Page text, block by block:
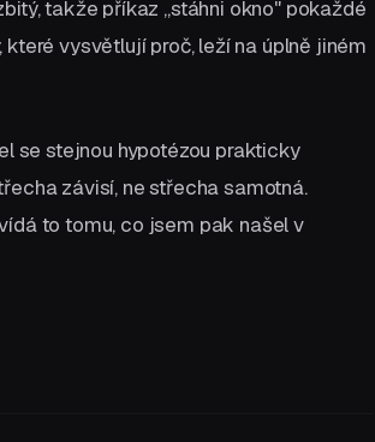
takže příkaz „stáhni okno" pokaždé
vysvětlují proč, leží na úplně jiném
se stejnou hypotézou prakticky
závisí, ne střecha samotná.
to tomu, co jsem pak našel v